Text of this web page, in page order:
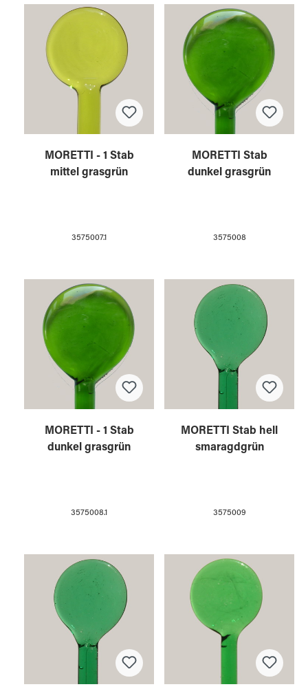
MORETTI - 1 Stab
mittel grasgrün
3575007.1
MORETTI Stab
dunkel grasgrün
3575008
MORETTI - 1 Stab
dunkel grasgrün
3575008.1
MORETTI Stab hell
smaragdgrün
3575009